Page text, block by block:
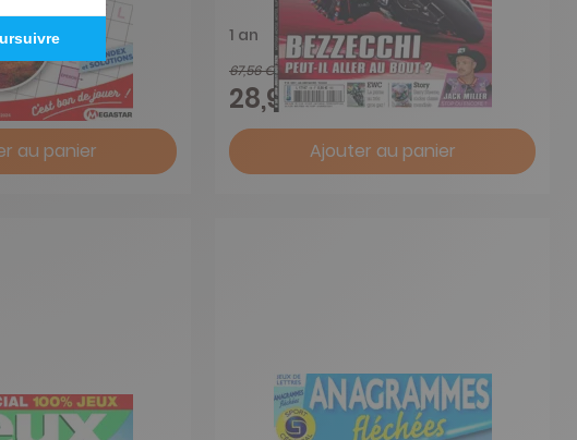
-24%
au panier
1 an
67,56 €
28,90 € -57%
Ajouter au panier